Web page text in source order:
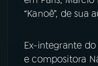
“Kanoê”, de sua
Ex-integrante
e compositora